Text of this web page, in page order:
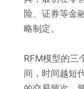
险、证券等金
略制定。
RFM模型的三
间，时间越短